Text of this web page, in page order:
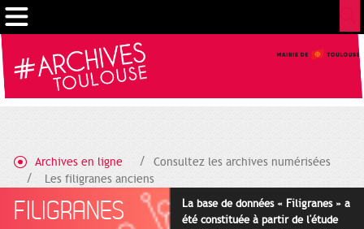
Archives en ligne
Consultez les archives numérisées
Les filigranes anciens
FILIGRANES
La base de données « Filigranes » a
été constituée à partir de l'étude
Gestion de vos préférences sur les cookies